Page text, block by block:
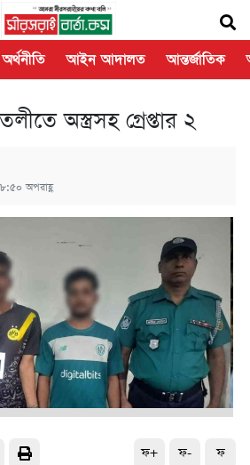
অর্থনীতি আইন আদালত আন্তর্জাতিক
অস্ত্রসহ গ্রেপ্তার ২
অপরাহ্ণ
ফ+ ফ- ফ